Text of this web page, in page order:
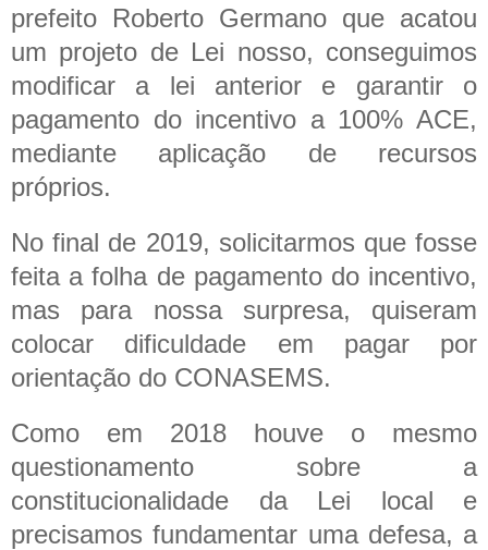
prefeito Roberto Germano que acatou
um projeto de Lei nosso, conseguimos
modificar a lei anterior e garantir o
pagamento do incentivo a 100% ACE,
mediante aplicação de recursos
próprios.
No final de 2019, solicitarmos que fosse
feita a folha de pagamento do incentivo,
mas para nossa surpresa, quiseram
colocar dificuldade em pagar por
orientação do CONASEMS.
Como em 2018 houve o mesmo
questionamento sobre a
constitucionalidade da Lei local e
precisamos fundamentar uma defesa, a